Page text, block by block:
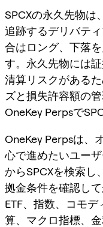
SPCXの永久先物は
追跡するデリバテ
合はロング、下落
す。永久先物には
清算リスクがある
ズと損失許容額の管
OneKey Perpsで
OneKey Perpsは、
心で進めたいユー
からSPCXを検索し
拠金条件を確認し
ETF、指数、コモ
算、マクロ指標、